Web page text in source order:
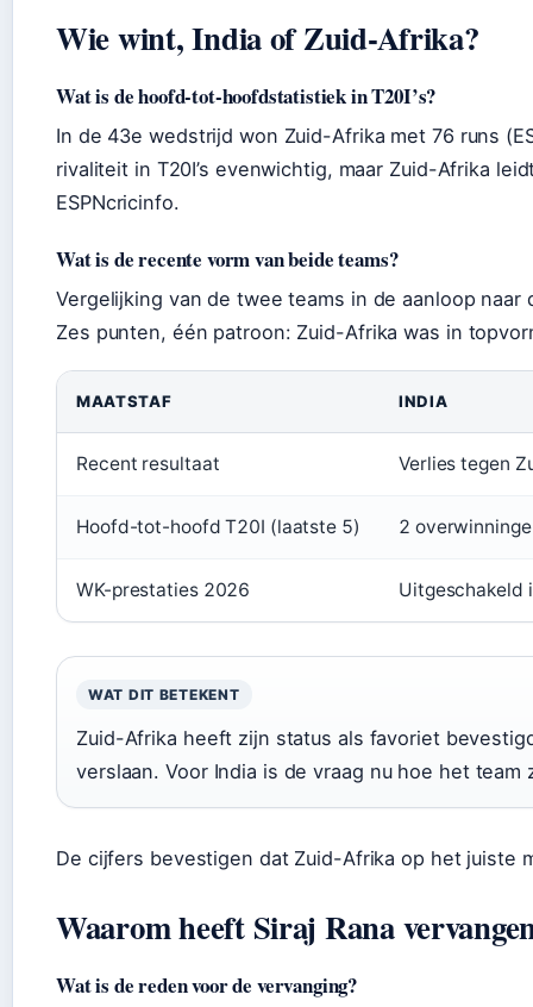
Wie wint, India of Zuid-Afrika?
Wat is de hoofd-tot-hoofdstatistiek in T20I’s?
In de 43e wedstrijd won Zuid-Afrika met 76 runs
rivaliteit in T20I’s evenwichtig, maar Zuid-Afrika
ESPNcricinfo.
Wat is de recente vorm van beide teams?
Vergelijking van de twee teams in de aanloop naar
Zes punten, één patroon: Zuid-Afrika was in
MAATSTAF INDIA
Recent resultaat Verlies tegen
Hoofd-tot-hoofd T20I (laatste 5) 2
WK-prestaties 2026 Uitgeschakeld
WAT DIT BETEKENT
Zuid-Afrika heeft zijn status als favoriet
verslaan. Voor India is de vraag nu hoe het
De cijfers bevestigen dat Zuid-Afrika op het juiste
Waarom heeft Siraj Rana
Wat is de reden voor de vervanging?